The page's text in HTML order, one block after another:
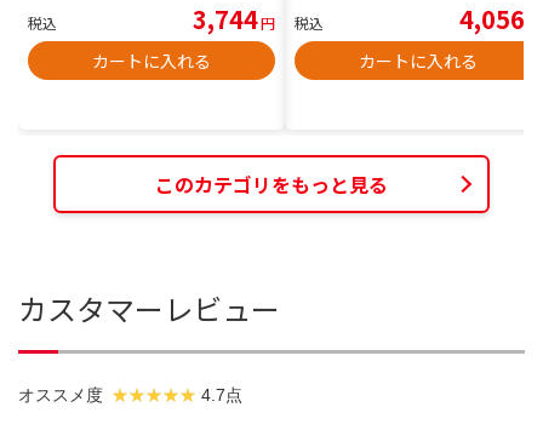
税込 3,744円
カートに入れる
税込 4,056
カートに入れる
このカテゴリをもっと見る
カスタマーレビュー
オススメ度 4.7点